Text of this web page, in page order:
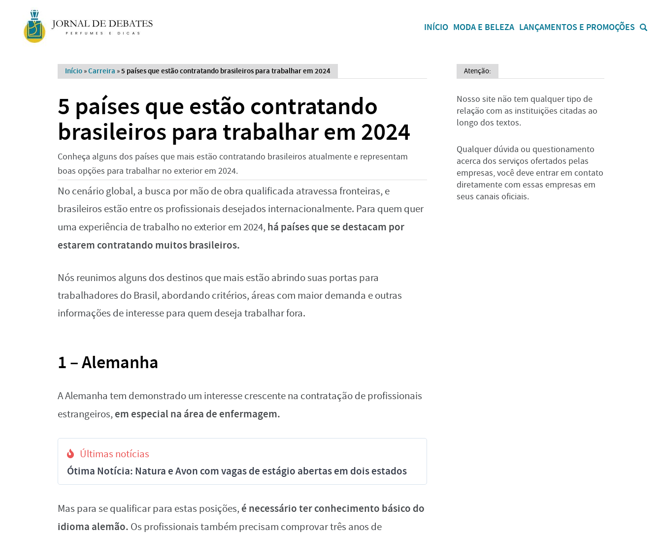
INÍCIO MODA E BELEZA LANÇAMENTOS E PROMOÇÕES
Início »Carreira »5 países que estão contratando brasileiros para trabalhar em 2024
5 países que estão contratando
brasileiros para trabalhar em 2024
Conheça alguns dos países que mais estão contratando brasileiros atualmente e representam
boas opções para trabalhar no exterior em 2024.
No cenário global, a busca por mão de obra qualificada atravessa fronteiras, e
brasileiros estão entre os profissionais desejados internacionalmente. Para quem quer
uma experiência de trabalho no exterior em 2024, há países que se destacam por
estarem contratando muitos brasileiros.
Nós reunimos alguns dos destinos que mais estão abrindo suas portas para
trabalhadores do Brasil, abordando critérios, áreas com maior demanda e outras
informações de interesse para quem deseja trabalhar fora.
1 – Alemanha
A Alemanha tem demonstrado um interesse crescente na contratação de profissionais
estrangeiros, em especial na área de enfermagem.
Últimas notícias
Ótima Notícia: Natura e Avon com vagas de estágio abertas em dois estados
Mas para se qualificar para estas posições, é necessário ter conhecimento básico do
idioma alemão. Os profissionais também precisam comprovar três anos de
Atenção:
Nosso site não tem qualquer tipo de
relação com as instituições citadas ao
longo dos textos.
Qualquer dúvida ou questionamento
acerca dos serviços ofertados pelas
empresas, você deve entrar em contato
diretamente com essas empresas em
seus canais oficiais.